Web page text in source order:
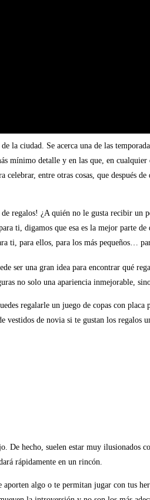
la ciudad. Se acerca una de las
mínimo detalle y en las que, en
celebrar, entre otras cosas, que
regalos! ¿A quién no le gusta recibir un
ti, digamos que esa es la mejor parte
ti, para ellos, para los más pequeños…
ser una gran idea para encontrar qué
no solo una apariencia inmejorable,
regalarle un juego de copas con
de novia si te gustan los regalos
hecho, suelen estar muy ilusionados
rápidamente en un rincón.
algo o te permitan jugar con tus